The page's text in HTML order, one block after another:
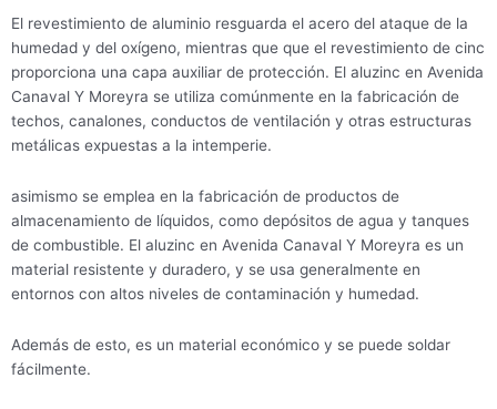
El revestimiento de aluminio resguarda el acero del ataque de la
humedad y del oxígeno, mientras que que el revestimiento de cinc
proporciona una capa auxiliar de protección. El aluzinc en Avenida
Canaval Y Moreyra se utiliza comúnmente en la fabricación de
techos, canalones, conductos de ventilación y otras estructuras
metálicas expuestas a la intemperie.
asimismo se emplea en la fabricación de productos de
almacenamiento de líquidos, como depósitos de agua y tanques
de combustible. El aluzinc en Avenida Canaval Y Moreyra es un
material resistente y duradero, y se usa generalmente en
entornos con altos niveles de contaminación y humedad.
Además de esto, es un material económico y se puede soldar
fácilmente.